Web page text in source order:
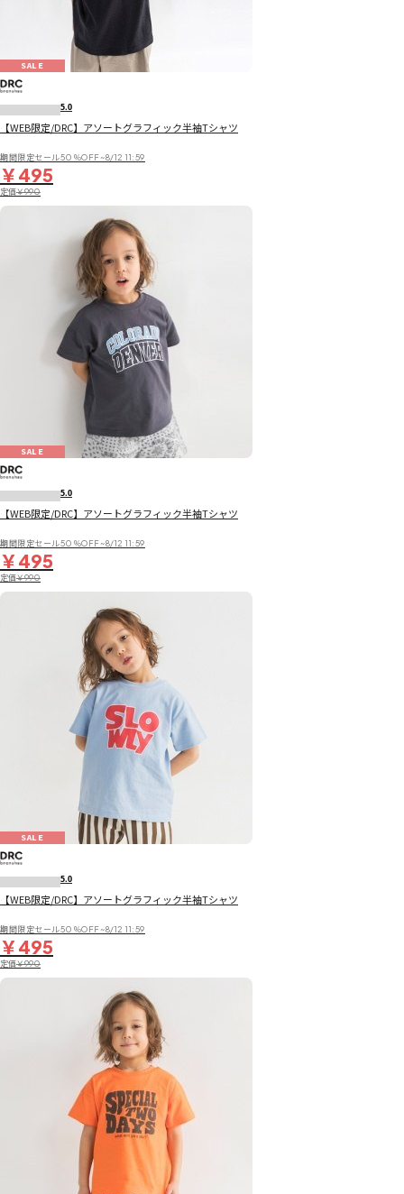
SALE
5.0
【WEB限定/DRC】アソートグラフィック半袖Tシャツ
期間限定セール50％OFF~8/12 11:59
￥495
定価￥990
SALE
5.0
【WEB限定/DRC】アソートグラフィック半袖Tシャツ
期間限定セール50％OFF~8/12 11:59
￥495
定価￥990
SALE
5.0
【WEB限定/DRC】アソートグラフィック半袖Tシャツ
期間限定セール50％OFF~8/12 11:59
￥495
定価￥990